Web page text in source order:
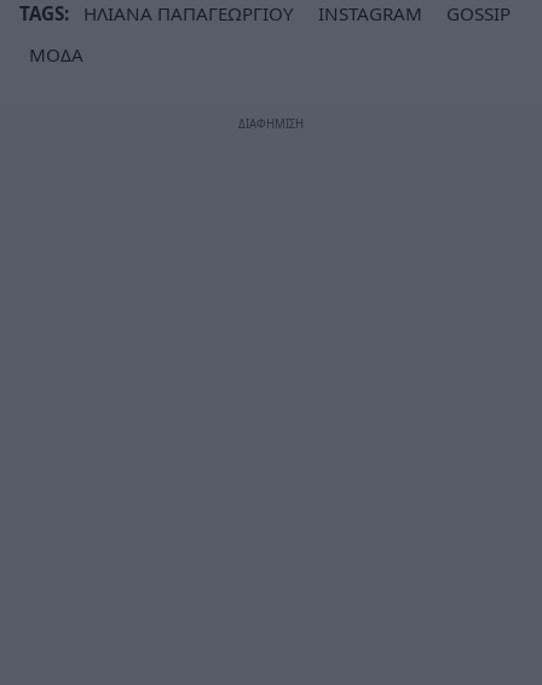
TAGS: ΗΛΙΑΝΑ ΠΑΠΑΓΕΩΡΓΙΟΥ INSTAGRAM
GOSSIP
ΜΟΔΑ